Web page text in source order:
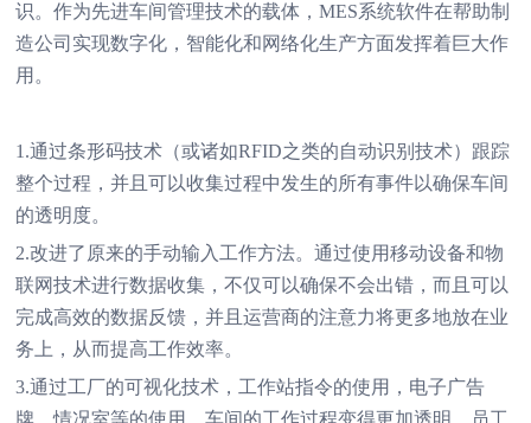
识。作为先进车间管理技术的载体，MES系统软件在帮助制
造公司实现数字化，智能化和网络化生产方面发挥着巨大作
用。
1.通过条形码技术（或诸如RFID之类的自动识别技术）跟踪
整个过程，并且可以收集过程中发生的所有事件以确保车间
的透明度。
2.改进了原来的手动输入工作方法。通过使用移动设备和物
联网技术进行数据收集，不仅可以确保不会出错，而且可以
完成高效的数据反馈，并且运营商的注意力将更多地放在业
务上，从而提高工作效率。
3.通过工厂的可视化技术，工作站指令的使用，电子广告